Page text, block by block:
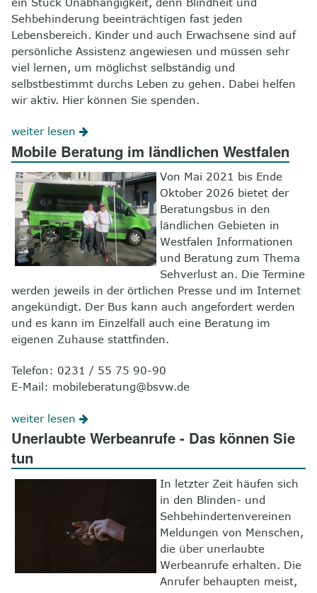
Sehbehinderung beeinträchtigen fast jeden
Lebensbereich. Kinder und auch Erwachsene sind auf
persönliche Assistenz angewiesen und müssen sehr
viel lernen, um möglichst selbständig und
selbstbestimmt durchs Leben zu gehen. Dabei helfen
wir aktiv. Hier können Sie spenden.
weiter lesen
Mobile Beratung im ländlichen Westfalen
Von Mai 2021 bis Ende
Oktober 2026 bietet der
Beratungsbus in den
ländlichen Gebieten in
Westfalen Informationen
und Beratung zum Thema
Sehverlust an. Die Termine
werden jeweils in der örtlichen Presse und im Internet
angekündigt. Der Bus kann auch angefordert werden
und es kann im Einzelfall auch eine Beratung im
eigenen Zuhause stattfinden.
Telefon: 0231 / 55 75 90-90
E-Mail: mobileberatung@bsvw.de
weiter lesen
Unerlaubte Werbeanrufe - Das können Sie
tun
In letzter Zeit häufen sich
in den Blinden- und
Sehbehindertenvereinen
Meldungen von Menschen,
die über unerlaubte
Werbeanrufe erhalten. Die
Anrufer behaupten meist,